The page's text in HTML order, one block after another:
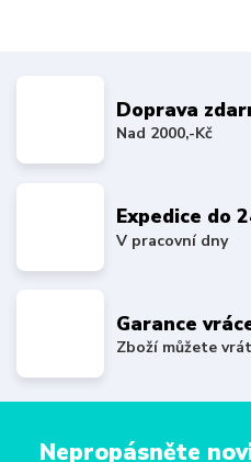
Doprava
Nad 2000,-Kč
Expedice do
V pracovní dny
Garance
Zboží můžete
Nepropásněte